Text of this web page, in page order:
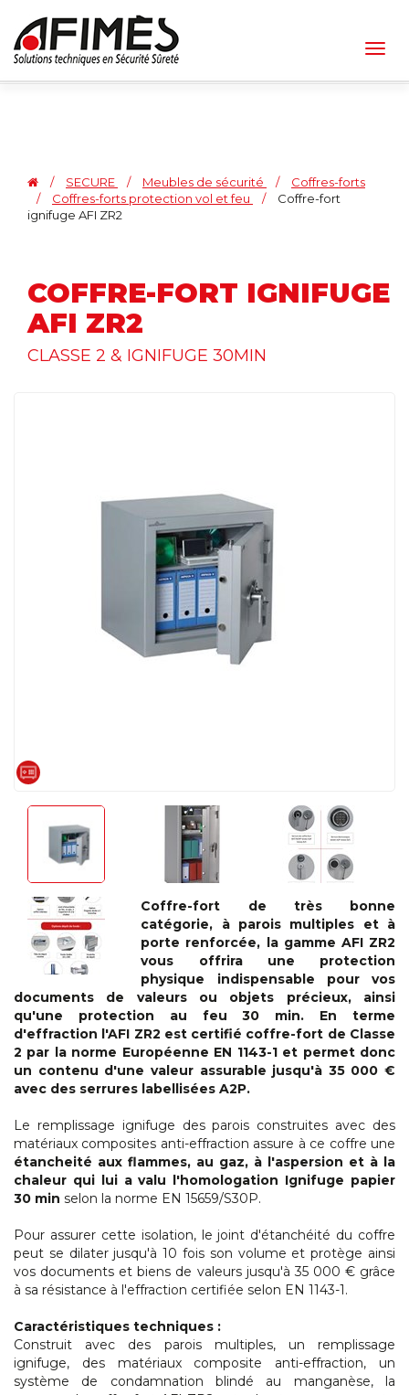
/ SECURE / Meubles de sécurité /
Coffres-forts
/
Coffres-forts protection vol et feu /
Coffre-fort
ignifuge AFI ZR2
COFFRE-FORT IGNIFUGE
AFI ZR2
CLASSE 2 & IGNIFUGE 30MIN
Coffre-fort de très bonne
catégorie, à parois multiples et à
porte renforcée, la gamme AFI ZR2
vous offrira une protection
physique indispensable pour vos
documents de valeurs ou objets précieux, ainsi
qu'une protection au feu 30 min. En terme
d'effraction l'AFI ZR2 est certifié coffre-fort de Classe
2 par la norme Européenne EN 1143-1 et permet donc
un contenu d'une valeur assurable jusqu'à 35 000 €
avec des serrures labellisées A2P.
Le remplissage ignifuge des parois construites avec des
matériaux composites anti-effraction assure à ce coffre une
étancheité aux flammes, au gaz, à l'aspersion et à la
chaleur qui lui a valu l'homologation Ignifuge papier
30 min selon la norme EN 15659/S30P.
Pour assurer cette isolation, le joint d'étanchéité du coffre
peut se dilater jusqu'à 10 fois son volume et protège ainsi
vos documents et biens de valeurs jusqu'à 35 000 € grâce
à sa résistance à l'effraction certifiée selon EN 1143-1.
Caractéristiques techniques :
Construit avec des parois multiples, un remplissage
ignifuge, des matériaux composite anti-effraction, un
système de condamnation blindé au manganèse, la